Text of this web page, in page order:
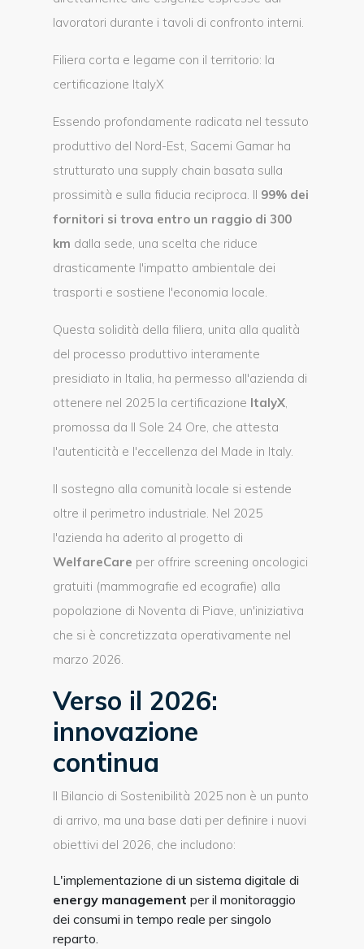
lavoratori durante i tavoli di confronto interni.
Filiera corta e legame con il territorio: la
certificazione ItalyX
Essendo profondamente radicata nel tessuto
produttivo del Nord-Est, Sacemi Gamar ha
strutturato una supply chain basata sulla
prossimità e sulla fiducia reciproca. Il 99% dei
fornitori si trova entro un raggio di 300
km dalla sede, una scelta che riduce
drasticamente l'impatto ambientale dei
trasporti e sostiene l'economia locale.
Questa solidità della filiera, unita alla qualità
del processo produttivo interamente
presidiato in Italia, ha permesso all'azienda di
ottenere nel 2025 la certificazione ItalyX,
promossa da Il Sole 24 Ore, che attesta
l'autenticità e l'eccellenza del Made in Italy.
Il sostegno alla comunità locale si estende
oltre il perimetro industriale. Nel 2025
l'azienda ha aderito al progetto di
WelfareCare per offrire screening oncologici
gratuiti (mammografie ed ecografie) alla
popolazione di Noventa di Piave, un'iniziativa
che si è concretizzata operativamente nel
marzo 2026.
Verso il 2026:
innovazione
continua
Il Bilancio di Sostenibilità 2025 non è un punto
di arrivo, ma una base dati per definire i nuovi
obiettivi del 2026, che includono:
L'implementazione di un sistema digitale di
energy management per il monitoraggio
dei consumi in tempo reale per singolo
reparto.